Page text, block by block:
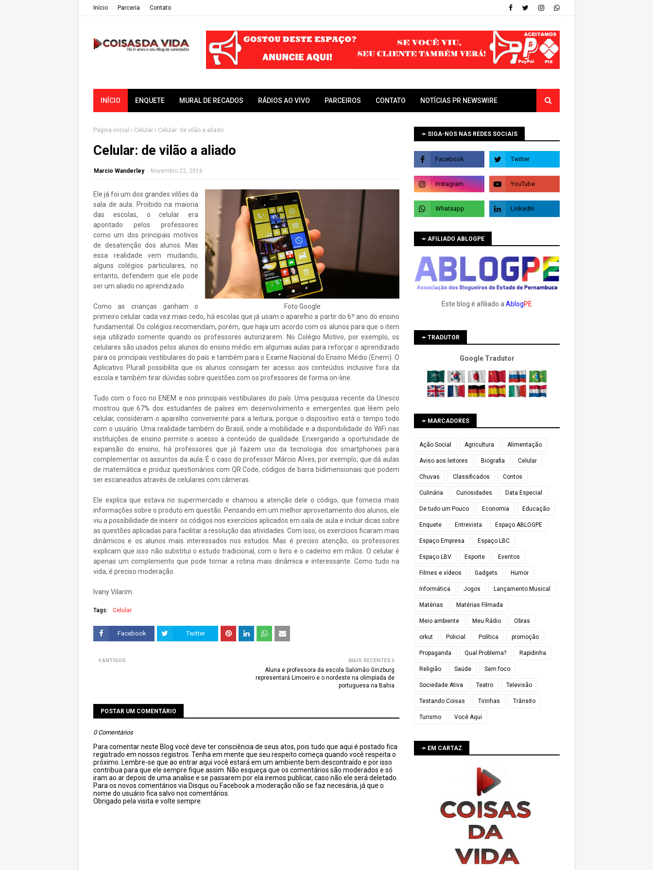
Iní­cio Parceria Contato
INÍCIO ENQUETE MURAL DE RECADOS RÁDIOS AO VIVO PARCEIROS CONTATO NOTÍCIAS PR NEWSWIRE
Página inicial Celular Celular: de vilão a aliado
Celular: de vilão a aliado
Marcio Wanderley - Novembro 22, 2016
Foto Google
Ele já foi um dos grandes vilões da
sala de aula. Proibido na maioria
das escolas, o celular era
apontado pelos professores
como um dos principais motivos
de desatenção dos alunos. Mas
essa realidade vem mudando,
alguns colégios particulares, no
entanto, defendem que ele pode
ser um aliado no aprendizado.
Como as crianças ganham o
primeiro celular cada vez mais cedo, há escolas que já usam o aparelho a partir do 6º ano do ensino
fundamental. Os colégios recomendam, porém, que haja um acordo com os alunos para que o item
seja utilizado somente quando os professores autorizarem. No Colégio Motivo, por exemplo, os
celulares são usados pelos alunos do ensino médio em algumas aulas para reforçar o aprendizado
para os principais vestibulares do país e também para o Exame Nacional do Ensino Médio (Enem). O
Aplicativo Plurall possibilita que os alunos consigam ter acesso aos conteúdos inclusive fora da
escola e também tirar dúvidas sobre questões com os professores de forma on-line.
Tudo com o foco no ENEM e nos principais vestibulares do país. Uma pesquisa recente da Unesco
mostrou que 67% dos estudantes de países em desenvolvimento e emergentes que lêem pelo
celular, consideram o aparelho conveniente para a leitura, porque o dispositivo está o tempo todo
com o usuário. Uma realidade também do Brasil, onde a mobilidade e a disponibilidade do WiFi nas
instituições de ensino permite o acesso a conteúdo de qualidade. Enxergando a oportunidade de
expansão do ensino, há professores que já fazem uso da tecnologia dos smartphones para
complementar os assuntos da aula. É o caso do professor Márcio Alves, por exemplo, que dá aulas
de matemática e produz questionários com QR Code, códigos de barra bidimensionais que podem
ser escaneados através de celulares com câmeras.
Ele explica que estava no supermercado e chamou a atenção dele o código, que fornecia mais
informações sobre o produto em questão. Pensando em um melhor aproveitamento dos alunos, ele
viu a possibilidade de inserir os códigos nos exercícios aplicados em sala de aula e incluir dicas sobre
as questões aplicadas para facilitar a resolução das atividades. Com isso, os exercícios ficaram mais
dinâmicos e os alunos mais interessados nos estudos. Mas é preciso atenção, os professores
explicam que isso não substitui o estudo tradicional, com o livro e o caderno em mãos. O celular é
apenas um complemento que pode tornar a rotina mais dinâmica e interessante. Como tudo na
vida, é preciso moderação.
Ivany Vilarim
Tags: Celular
Facebook Twitter
MAIS RECENTES
Aluna e professora da escola Salomão Ginzburg
representará Limoeiro e o nordeste na olimpíada de
portuguesa na Bahia
ANTIGOS
POSTAR UM COMENTÁRIO
0 Comentários
Para comentar neste Blog você deve ter consciência de seus atos, pois tudo que aqui é postado fica
registrado em nossos registros. Tenha em mente que seu respeito começa quando você respeita o
próximo. Lembre-se que ao entrar aqui você estará em um ambiente bem descontraído e por isso
contribua para que ele sempre fique assim. Não esqueça que os comentários são moderados e só
iram ao ar depois de uma analise e se passarem por ela iremos publicar, caso não ele será deletado.
Para os novos comentários via Disqus ou Facebook a moderação não se faz necesária, já que o
nome do usuário fica salvo nos comentários.
Obrigado pela visita e volte sempre.
➛ SIGA-NOS NAS REDES SOCIAIS
➛ AFILIADO ABLOGPE
Este blog é afiliado a AblogPE
➛ TRADUTOR
Google Tradutor
➛ MARCADORES
Ação Social Agricultura Alimentação
Aviso aos leitores Biografia Celular
Chuvas Classificados Contos
Culinária Curiosidades Data Especial
De tudo um Pouco Economia Educação
Enquete Entrevista Espaço ABLOGPE
Espaço Empresa Espaço LBC
Espaço LBV Esporte Eventos
Filmes e vídeos Gadgets Humor
Informática Jogos Lançamento Musical
Matérias Matérias Filmada
Meio ambiente Meu Rádio Obras
orkut Policial Política promoção
Propaganda Qual Problema? Rapidinha
Religião Saúde Sem foco
Sociedade Ativa Teatro Televisão
Testando Coisas Tirinhas Trânsito
Turismo Você Aqui
➛ EM CARTAZ